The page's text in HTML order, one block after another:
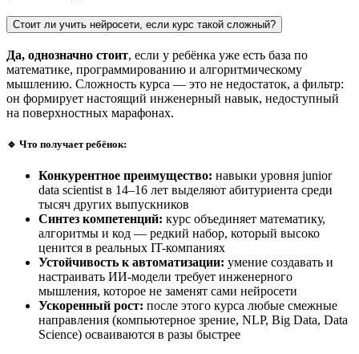
Стоит ли учить нейросети, если курс такой сложный?
Да, однозначно стоит, если у ребёнка уже есть база по
математике, программированию и алгоритмическому
мышлению. Сложность курса — это не недостаток, а фильтр:
он формирует настоящий инженерный навык, недоступный
на поверхностных марафонах.
🔹 Что получает ребёнок:
Конкурентное преимущество: навыки уровня junior
data scientist в 14–16 лет выделяют абитуриента среди
тысяч других выпускников
Синтез компетенций: курс объединяет математику,
алгоритмы и код — редкий набор, который высоко
ценится в реальных IT-компаниях
Устойчивость к автоматизации: умение создавать и
настраивать ИИ-модели требует инженерного
мышления, которое не заменят сами нейросети
Ускоренный рост: после этого курса любые смежные
направления (компьютерное зрение, NLP, Big Data, Data
Science) осваиваются в разы быстрее